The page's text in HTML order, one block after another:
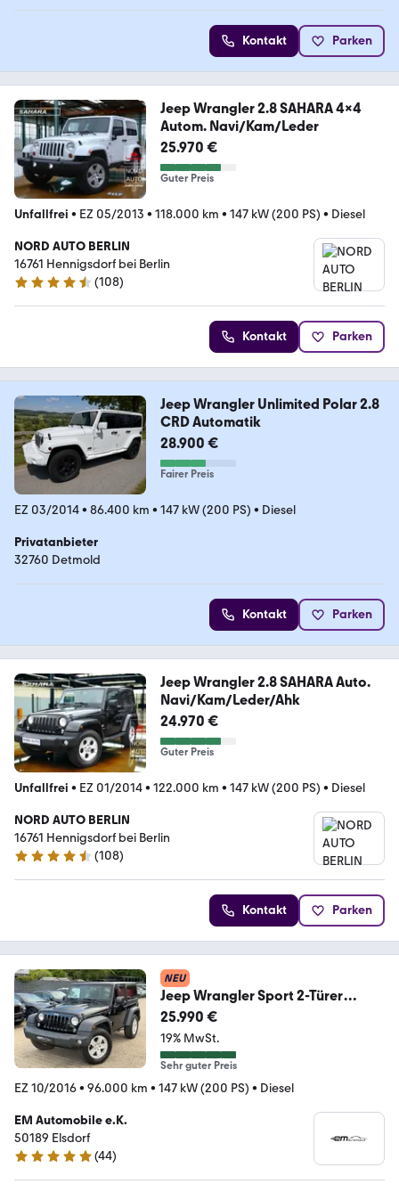
Kontakt Parken
Jeep Wrangler 2.8 SAHARA 4x4
Autom. Navi/Kam/Leder
25.970 €
Guter Preis
Unfallfrei • EZ 05/2013 • 118.000 km • 147 kW (200 PS) • Diesel
NORD AUTO BERLIN
16761 Hennigsdorf bei Berlin
4.7 Sterne
(108)
Kontakt Parken
Jeep Wrangler Unlimited Polar 2.8
CRD Automatik
28.900 €
Fairer Preis
EZ 03/2014• 86.400 km • 147 kW (200 PS) • Diesel
Privatanbieter
32760 Detmold
Kontakt Parken
Jeep Wrangler 2.8 SAHARA Auto.
Navi/Kam/Leder/Ahk
24.970 €
Guter Preis
Unfallfrei • EZ 01/2014• 122.000 km • 147 kW (200 PS) • Diesel
NORD AUTO BERLIN
16761 Hennigsdorf bei Berlin
4.7 Sterne
(108)
Kontakt Parken
NEU
Jeep Wrangler Sport 2-Türer
Hardtop
25.990 €
19% MwSt.
Sehr guter Preis
EZ 10/2016• 96.000 km • 147 kW (200 PS) • Diesel
EM Automobile e.K.
50189 Elsdorf
4.9 Sterne
(44)